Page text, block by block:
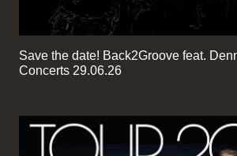
Save the date! Back2Groove feat.
Concerts 29.06.26